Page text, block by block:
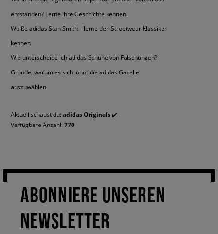
entstanden? Lerne ihre Geschichte kennen!
Weiße adidas Stan Smith – lerne den Streetwear Klassiker
kennen
Wie unterscheide ich adidas Schuhe von Fälschungen?
Gründe, warum es sich lohnt die adidas Gazelle
auszuwählen
Aktuell schaust du: adidas Originals✔️
Verfügbare Anzahl: 770
ABONNIERE UNSEREN
NEWSLETTER